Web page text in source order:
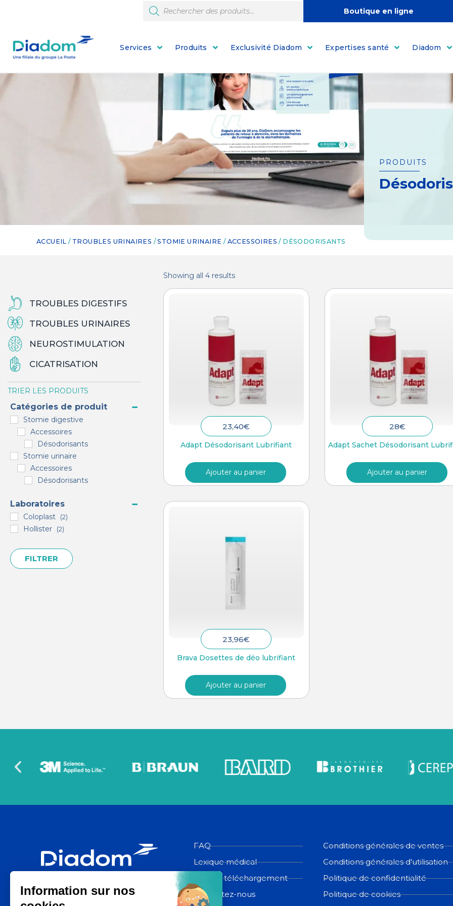
Boutique en ligne
Services Produits Exclusivité Diadom Expertises santé Diadom
PRODUITS
ACCUEIL / TROUBLES URINAIRES /STOMIE URINAIRE / ACCESSOIRES / DÉSODORISANTS
TROUBLES DIGESTIFS
TROUBLES URINAIRES
NEUROSTIMULATION
CICATRISATION
TRIER LES PRODUITS
Catégories de produit
Stomie digestive
Accessoires
Désodorisants
Stomie urinaire
Accessoires
Désodorisants
Laboratoires
Coloplast (2)
Hollister (2)
FILTRER
Showing all 4 results
Adapt Désodorisant Lubrifiant
23,40€
Ajouter au panier
Adapt Sachet Désodorisant
28€
Ajouter au panier
Brava Dosettes de déo lubrifiant
23,96€
Ajouter au panier
Poste
FAQ
Lexique médical
Espace téléchargement
Contactez-nous
Conditions générales de ventes
Conditions générales d'utilisation
Politique de confidentialité
Politique de cookies